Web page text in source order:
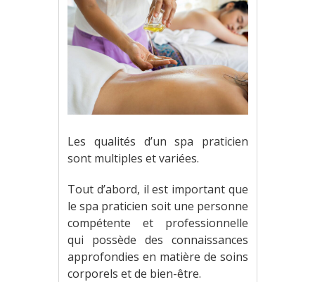
Les qualités d’un spa praticien
sont multiples et variées.
Tout d’abord, il est important que
le spa praticien soit une personne
compétente et professionnelle
qui possède des connaissances
approfondies en matière de soins
corporels et de bien-être.